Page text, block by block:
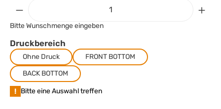
Bitte Wunschmenge eingeben
Druckbereich
Ohne Druck
FRONT BOTTOM
BACK BOTTOM
! Bitte eine Auswahl treffen